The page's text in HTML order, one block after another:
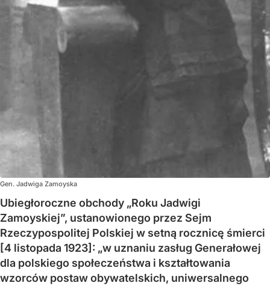
Gen. Jadwiga Zamoyska
Ubiegłoroczne obchody „Roku Jadwigi
Zamoyskiej”, ustanowionego przez Sejm
Rzeczypospolitej Polskiej w setną rocznicę śmierci
[4 listopada 1923]: „w uznaniu zasług Generałowej
dla polskiego społeczeństwa i kształtowania
wzorców postaw obywatelskich, uniwersalnego